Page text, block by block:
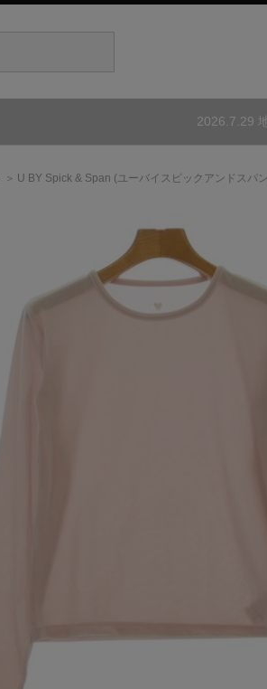
2026.7.29
U BY Spick & Span (ユーバイスピックアンドスパ